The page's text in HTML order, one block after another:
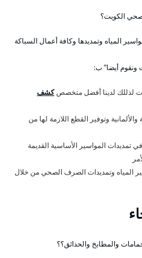
الكويت؟
المياه وتمديدها وكافة أعمال السباكة
ونقوم أيضا” ب:
لذللك لدينا أفضل متخصصكشف
وتوفير القطع اللازمة لها من
تمديدات المواسير الأساسية القديمة
المياه وتمديدات الصرف الصحي من خلال
والمطابخ والحدائق؟؟